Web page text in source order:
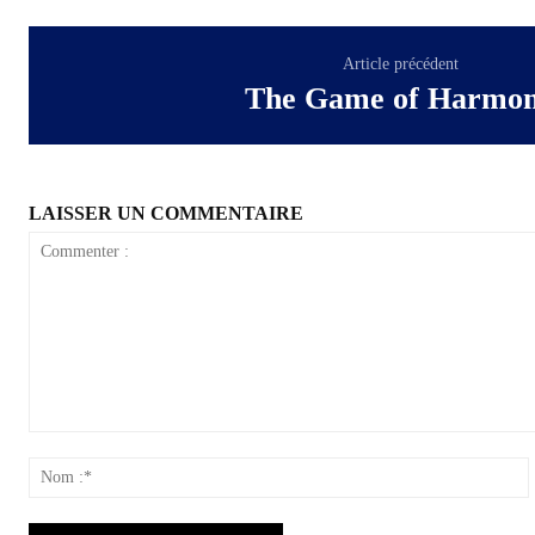
Article précédent
The Game of
LAISSER UN COMMENTAIRE